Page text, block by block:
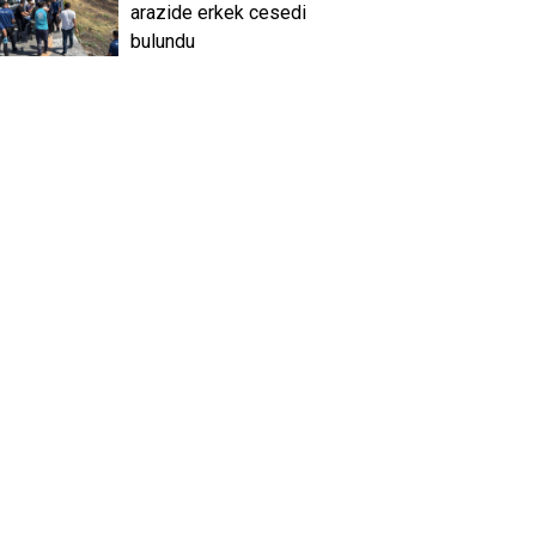
arazide erkek cesedi
bulundu